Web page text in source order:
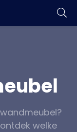
welke